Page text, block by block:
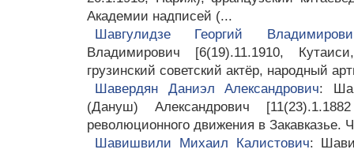
Академии надписей (...
Шавгулидзе Георгий
Владимирович [6(19).11.1910,
грузинский советский актёр, народный
Шавердян Даниэл Александрович:
(Дануш) Александрович
революционного движения в Закавказье.
Шавишвили Михаил Калистович: